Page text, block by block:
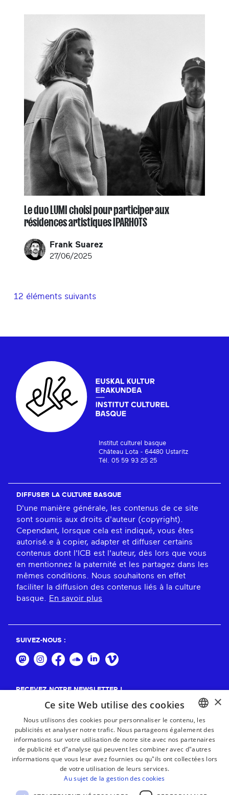
Le duo LUMI choisi pour participer aux
résidences artistiques IPARHOTS
Frank Suarez
27/06/2025
12 éléments suivants
Institut culturel basque
Château Lota - 64480 Ustaritz
Tél. 05 59 93 25 25
DIFFUSER LA CULTURE BASQUE
D'une manière générale, les contenus de ce site
sont soumis aux droits d'auteur (copyright).
Cependant, lorsque cela est indiqué, vous êtes
autorisé.e à copier, adapter et diffuser certains
contenus dont l'ICB est l'auteur, dès lors que vous
en mentionnez la paternité et les partagez dans les
mêmes conditions. Nous souhaitons en effet
faciliter la diffusion des contenus liés à la culture
basque. En savoir plus
SUIVEZ-NOUS :
RECEVEZ NOTRE NEWSLETTER !
BASQUE
FRENCH
×
Ce site Web utilise des cookies
Nous utilisons des cookies pour personnaliser le contenu, les
publicités et analyser notre trafic. Nous partageons également des
informations sur votre utilisation de notre site avec nos partenaires
de publicité et d"analyse qui peuvent les combiner avec d"autres
informations que vous leur avez fournies ou qu"ils ont collectées lors
de votre utilisation de leurs services.
Au sujet de la gestion des cookies